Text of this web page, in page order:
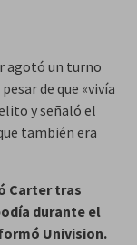
agotó un turno
de que «vivía
y señaló el
también era
Carter tras
durante el
Univision.